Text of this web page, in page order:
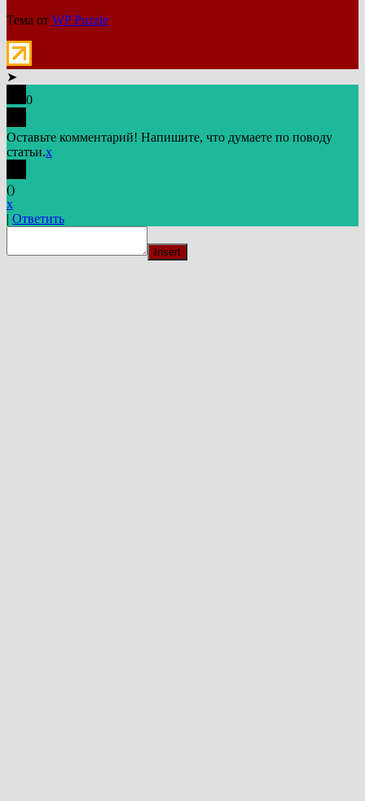
Тема от WP Puzzle
➤
0
Оставьте комментарий! Напишите, что думаете по поводу
статьи.x
()
x
| Ответить
Insert